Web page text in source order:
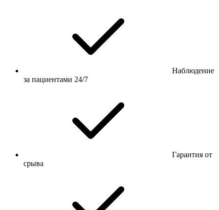
Наблюдение
за пациентами 24/7
Гарантия от
срыва